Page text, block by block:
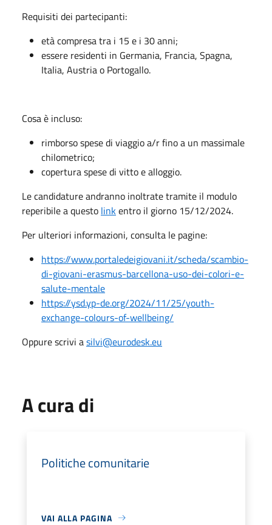
Requisiti dei partecipanti:
età compresa tra i 15 e i 30 anni;
essere residenti in Germania, Francia, Spagna,
Italia, Austria o Portogallo.
Cosa è incluso:
rimborso spese di viaggio a/r fino a un massimale
chilometrico;
copertura spese di vitto e alloggio.
Le candidature andranno inoltrate tramite il modulo
reperibile a questo linkentro il giorno 15/12/2024.
Per ulteriori informazioni, consulta le pagine:
https://www.portaledeigiovani.it/scheda/scambio-
di-giovani-erasmus-barcellona-uso-dei-colori-e-
salute-mentale
https://ysd.yp-de.org/2024/11/25/youth-
exchange-colours-of-wellbeing/
Oppure scrivi asilvi@eurodesk.eu
A cura di
Politiche comunitarie
VAI ALLA PAGINA